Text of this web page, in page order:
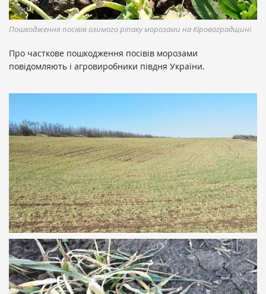
Пошкодження посівів озимого ріпаку морозами на Кіровоградщині
Про часткове пошкодження посівів морозами
повідомляють і агровиробники півдня України.